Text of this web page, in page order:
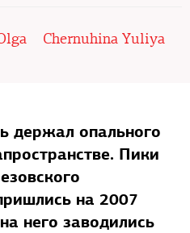
Chernuhina Yuliya
держал опального
Пики
на 2007
него заводились